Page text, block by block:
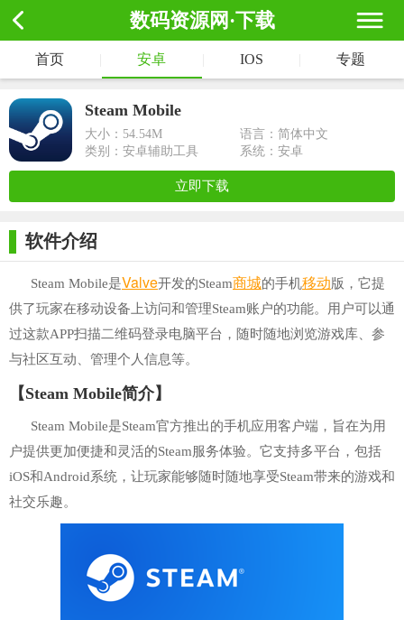
数码资源网·下载
首页 安卓 IOS 专题
Steam Mobile
大小： 54.54M
语言：简体中文
类别：安卓辅助工具
系统：安卓
立即下载
软件介绍
Steam Mobile是Valve开发的Steam商城的手机移动版，它提
供了玩家在移动设备上访问和管理Steam账户的功能。用户可以通
过这款APP扫描二维码登录电脑平台，随时随地浏览游戏库、参
与社区互动、管理个人信息等。
【Steam Mobile简介】
Steam Mobile是Steam官方推出的手机应用客户端，旨在为用
户提供更加便捷和灵活的Steam服务体验。它支持多平台，包括
iOS和Android系统，让玩家能够随时随地享受Steam带来的游戏和
社交乐趣。